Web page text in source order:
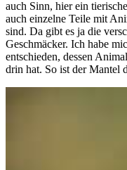
auch Sinn, hier ein
auch einzelne Teile mit
sind. Da gibt es ja die
Geschmäcker. Ich habe
entschieden, dessen
drin hat. So ist der Mantel